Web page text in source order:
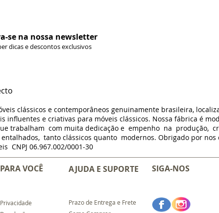
se na nossa newsletter
dicas e descontos exclusivos
clássicos e contemporâneos genuinamente brasileira,
influentes e criativas para móveis clássicos. Nossa fábrica é
trabalham com muita dedicação e empenho na produção,
tanto clássicos quanto modernos. Obrigado por
CNPJ 06.967.002/0001-30
PARA VOCÊ
Privacidade
AJUDA E SUPORTE SIGA-NOS
Prazo de Entrega e Frete